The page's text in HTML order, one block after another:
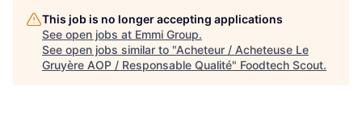
This job is no longer accepting applications
See open jobs at Emmi Group.
See open jobs similar to "Acheteur / Acheteuse Le
Gruyère AOP / Responsable Qualité" Foodtech Scout.